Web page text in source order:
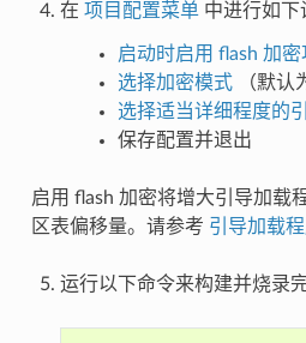
在 项目配置菜单中进行如下
启动时启用 flash 加密
选择加密模式（默认
选择适当详细程度的
保存配置并退出
启用 flash 加密将增大引导加载
区表偏移量。请参考 引导加载
运行以下命令来构建并烧录